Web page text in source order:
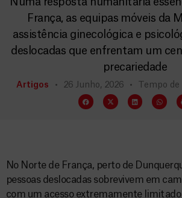
França, as equipas móveis da
assistência ginecológica e
deslocadas que enfrentam um
precariedade
Artigos 26 Junho, 2026 Tempo
No Norte de França, perto de
pessoas deslocadas sobrevivem em
com um acesso extremamente limitado